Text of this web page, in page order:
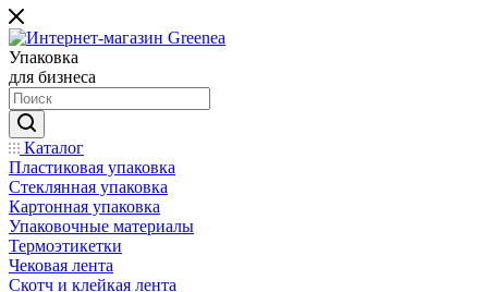
Упаковка
для бизнеса
Каталог
Пластиковая упаковка
Стеклянная упаковка
Картонная упаковка
Упаковочные материалы
Термоэтикетки
Чековая лента
Скотч и клейкая лента